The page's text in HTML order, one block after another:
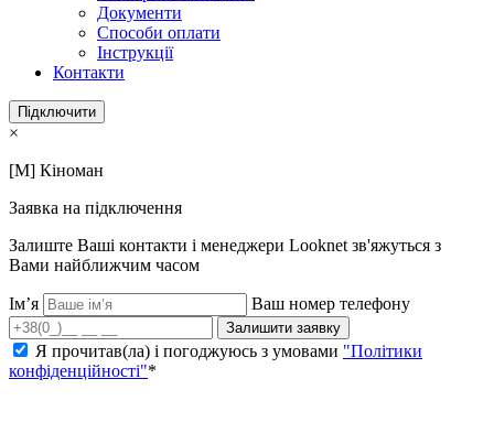
Документи
Способи оплати
Інструкції
Контакти
Підключити
×
[M] Кіноман
Заявка на підключення
Залиште Ваші контакти і менеджери Looknet зв'яжуться з
Вами найближчим часом
Ім’я Ваш номер телефону
Залишити заявку
Я прочитав(ла) і погоджуюсь з умовами "Політики
конфіденційності"*